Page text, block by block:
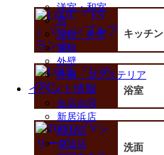
洋室・和室
窓
屋根・外壁
屋根
外壁
外構・エクステリア
イベント情報
全店合同
新居浜店
松山店
今治店
キッチン
浴室
洗面